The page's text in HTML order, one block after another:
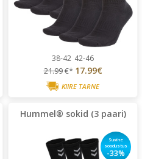
38-42 42-46
21.99€* 17.99€
KIIRE TARNE
Hummel® sokid (3 paari)
Suvine
soodustus
-33%